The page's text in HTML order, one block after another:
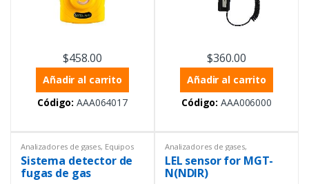
$458.00
Añadir al carrito
Código: AAA064017
$360.00
Añadir al carrito
Código: AAA006000
Analizadores de gases, Equipos
de Laboratorio Equipos de
medición ambiental
Sistema detector de
fugas de gas
Analizadores de gases,
Analizadores de gases,
Analizadores de líquidos ,
Conductividad
Laboratorio
LEL sensor for MGT-
N(NDIR)